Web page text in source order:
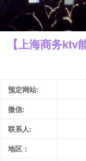
【上海商务
预定网站:
微信:
联系人:
地区：